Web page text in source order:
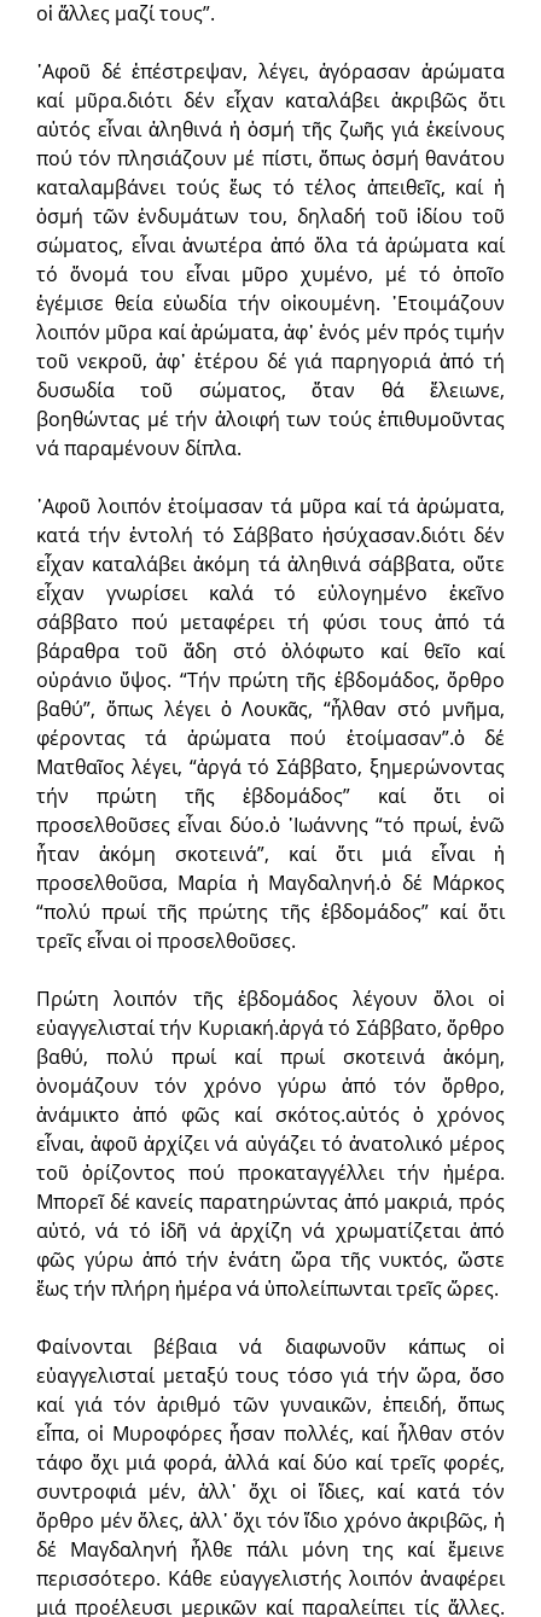
οἱ ἄλλες μαζί τους”.
᾿Αφοῦ δέ ἐπέστρεψαν, λέγει, ἀγόρασαν ἀρώματα
καί μῦρα.διότι δέν εἶχαν καταλάβει ἀκριβῶς ὅτι
αὐτός εἶναι ἀληθινά ἡ ὀσμή τῆς ζωῆς γιά ἐκείνους
πού τόν πλησιάζουν μέ πίστι, ὅπως ὀσμή θανάτου
καταλαμβάνει τούς ἕως τό τέλος ἀπειθεῖς, καί ἡ
ὀσμή τῶν ἐνδυμάτων του, δηλαδή τοῦ ἰδίου τοῦ
σώματος, εἶναι ἀνωτέρα ἀπό ὅλα τά ἀρώματα καί
τό ὄνομά του εἶναι μῦρο χυμένο, μέ τό ὀποῖο
ἐγέμισε θεία εὐωδία τήν οἰκουμένη. ῾Ετοιμάζουν
λοιπόν μῦρα καί ἀρώματα, ἀφ᾿ ἑνός μέν πρός τιμήν
τοῦ νεκροῦ, ἀφ᾿ ἑτέρου δέ γιά παρηγοριά ἀπό τή
δυσωδία τοῦ σώματος, ὅταν θά ἔλειωνε,
βοηθώντας μέ τήν ἀλοιφή των τούς ἐπιθυμοῦντας
νά παραμένουν δίπλα.
᾿Αφοῦ λοιπόν ἑτοίμασαν τά μῦρα καί τά ἀρώματα,
κατά τήν ἐντολή τό Σάββατο ἡσύχασαν.διότι δέν
εἶχαν καταλάβει ἀκόμη τά ἀληθινά σάββατα, οὔτε
εἶχαν γνωρίσει καλά τό εὐλογημένο ἐκεῖνο
σάββατο πού μεταφέρει τή φύσι τους ἀπό τά
βάραθρα τοῦ ἅδη στό ὁλόφωτο καί θεῖο καί
οὐράνιο ὕψος. “Τήν πρώτη τῆς ἑβδομάδος, ὄρθρο
βαθύ”, ὅπως λέγει ὁ Λουκᾶς, “ἦλθαν στό μνῆμα,
φέροντας τά ἀρώματα πού ἑτοίμασαν”.ὁ δέ
Ματθαῖος λέγει, “ἀργά τό Σάββατο, ξημερώνοντας
τήν πρώτη τῆς ἑβδομάδος” καί ὅτι οἱ
προσελθοῦσες εἶναι δύο.ὁ ᾿Ιωάννης “τό πρωί, ἐνῶ
ἦταν ἀκόμη σκοτεινά”, καί ὅτι μιά εἶναι ἡ
προσελθοῦσα, Μαρία ἡ Μαγδαληνή.ὁ δέ Μάρκος
“πολύ πρωί τῆς πρώτης τῆς ἑβδομάδος” καί ὅτι
τρεῖς εἶναι οἱ προσελθοῦσες.
Πρώτη λοιπόν τῆς ἑβδομάδος λέγουν ὅλοι οἱ
εὐαγγελισταί τήν Κυριακή.ἀργά τό Σάββατο, ὄρθρο
βαθύ, πολύ πρωί καί πρωί σκοτεινά ἀκόμη,
ὀνομάζουν τόν χρόνο γύρω ἀπό τόν ὄρθρο,
ἀνάμικτο ἀπό φῶς καί σκότος.αὐτός ὁ χρόνος
εἶναι, ἀφοῦ ἀρχίζει νά αὐγάζει τό ἀνατολικό μέρος
τοῦ ὁρίζοντος πού προκαταγγέλλει τήν ἡμέρα.
Μπορεῖ δέ κανείς παρατηρώντας ἀπό μακριά, πρός
αὐτό, νά τό ἰδῆ νά ἀρχίζη νά χρωματίζεται ἀπό
φῶς γύρω ἀπό τήν ἐνάτη ὥρα τῆς νυκτός, ὥστε
ἕως τήν πλήρη ἡμέρα νά ὑπολείπωνται τρεῖς ὥρες.
Φαίνονται βέβαια νά διαφωνοῦν κάπως οἱ
εὐαγγελισταί μεταξύ τους τόσο γιά τήν ὥρα, ὅσο
καί γιά τόν ἀριθμό τῶν γυναικῶν, ἐπειδή, ὅπως
εἶπα, οἱ Μυροφόρες ἦσαν πολλές, καί ἦλθαν στόν
τάφο ὄχι μιά φορά, ἀλλά καί δύο καί τρεῖς φορές,
συντροφιά μέν, ἀλλ᾿ ὄχι οἱ ἴδιες, καί κατά τόν
ὄρθρο μέν ὅλες, ἀλλ᾿ ὄχι τόν ἴδιο χρόνο ἀκριβῶς, ἡ
δέ Μαγδαληνή ἦλθε πάλι μόνη της καί ἔμεινε
περισσότερο. Κάθε εὐαγγελιστής λοιπόν ἀναφέρει
μιά προέλευσι μερικῶν καί παραλείπει τίς ἄλλες.